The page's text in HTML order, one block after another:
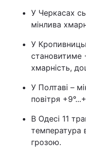
У Черкасах
мінлива
У
становитиме
хмарність,
У Полтаві –
повітря
В Одесі 11
температура
грозою.